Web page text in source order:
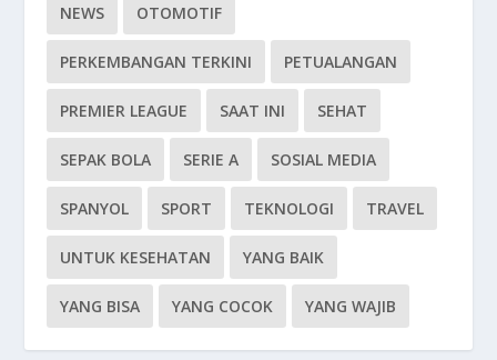
NEWS OTOMOTIF
PERKEMBANGAN TERKINI PETUALANGAN
PREMIER LEAGUE SAAT INI SEHAT
SEPAK BOLA SERIE A SOSIAL MEDIA
SPANYOL SPORT TEKNOLOGI TRAVEL
UNTUK KESEHATAN YANG BAIK
YANG BISA YANG COCOK YANG WAJIB